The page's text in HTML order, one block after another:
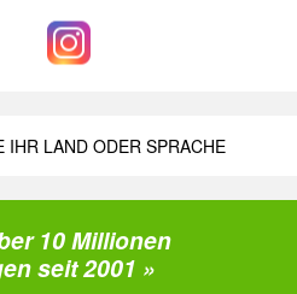
IHR LAND ODER SPRACHE
10 Millionen
seit 2001 »